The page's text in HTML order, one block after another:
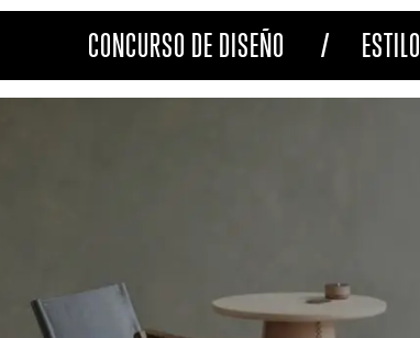
CONCURSO DE DISEÑO ESTILO